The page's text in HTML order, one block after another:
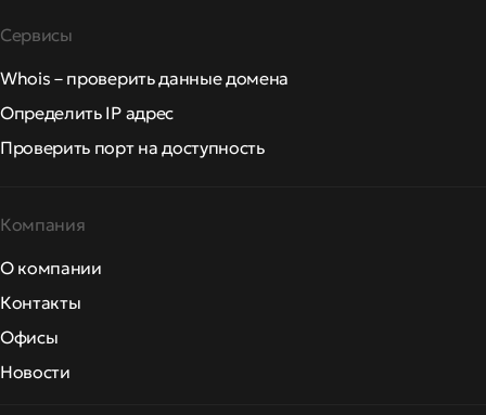
Сервисы
Whois – проверить данные домена
Определить IP адрес
Проверить порт на доступность
Компания
О компании
Контакты
Офисы
Новости